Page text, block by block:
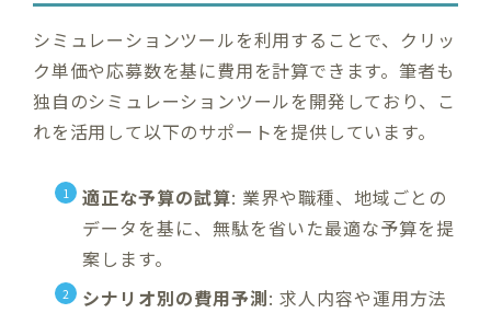
シミュレーションツールを利用することで、クリッ
ク単価や応募数を基に費用を計算できます。筆者も
独自のシミュレーションツールを開発しており、こ
れを活用して以下のサポートを提供しています。
適正な予算の試算: 業界や職種、地域ごとの
データを基に、無駄を省いた最適な予算を提
案します。
シナリオ別の費用予測: 求人内容や運用方法